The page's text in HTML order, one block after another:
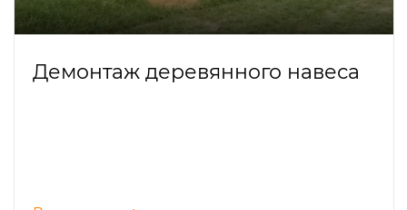
Демонтаж деревянного навеса